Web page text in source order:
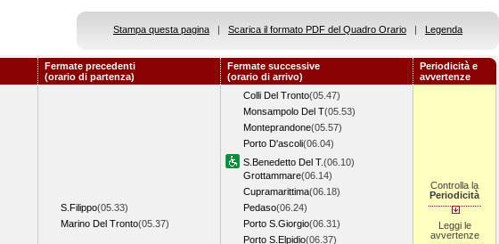
Stampa questa pagina | Scarica il formato PDF del Quadro Orario | Legenda
Fermate precedenti
(orario di partenza)
Fermate successive
(orario di arrivo)
Periodicità e
avvertenze
S.Filippo(05.33)
Marino Del Tronto(05.37)
Colli Del Tronto(05.47)
Monsampolo Del T(05.53)
Monteprandone(05.57)
Porto D'ascoli(06.04)
S.Benedetto Del T.(06.10)
Grottammare(06.14)
Cupramarittima(06.18)
Pedaso(06.24)
Porto S.Giorgio(06.31)
Porto S.Elpidio(06.37)
Controlla la
Periodicità
Leggi le
avvertenze